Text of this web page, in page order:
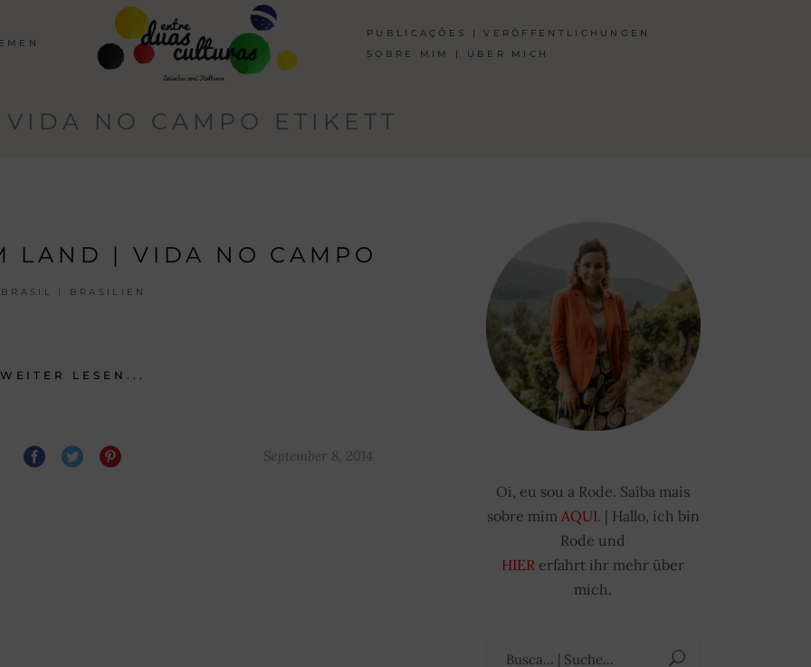
PUBLICAÇÕES | VERÖFFENTLICHUNGEN
SOBRE MIM | ÜBER MICH
VIDA NO CAMPO ETIKETT
LAND | VIDA NO CAMPO
BRASIL | BRASILIEN
WEITER LESEN...
September 8, 2014
Oi, eu sou a Rode. Saiba mais
sobre mim AQUI. | Hallo, ich bin
Rode und
HIER erfahrt ihr mehr über
mich.